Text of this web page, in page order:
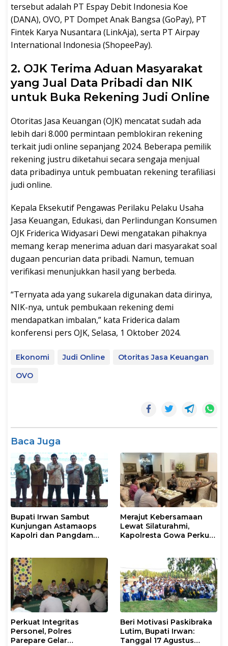
tersebut adalah PT Espay Debit Indonesia Koe
(DANA), OVO, PT Dompet Anak Bangsa (GoPay), PT
Fintek Karya Nusantara (LinkAja), serta PT Airpay
International Indonesia (ShopeePay).
2. OJK Terima Aduan Masyarakat
yang Jual Data Pribadi dan NIK
untuk Buka Rekening Judi Online
Otoritas Jasa Keuangan (OJK) mencatat sudah ada
lebih dari 8.000 permintaan pemblokiran rekening
terkait judi online sepanjang 2024. Beberapa pemilik
rekening justru diketahui secara sengaja menjual
data pribadinya untuk pembuatan rekening terafiliasi
judi online.
Kepala Eksekutif Pengawas Perilaku Pelaku Usaha
Jasa Keuangan, Edukasi, dan Perlindungan Konsumen
OJK Friderica Widyasari Dewi mengatakan pihaknya
memang kerap menerima aduan dari masyarakat soal
dugaan pencurian data pribadi. Namun, temuan
verifikasi menunjukkan hasil yang berbeda.
“Ternyata ada yang sukarela digunakan data dirinya,
NIK-nya, untuk pembukaan rekening demi
mendapatkan imbalan,” kata Friderica dalam
konferensi pers OJK, Selasa, 1 Oktober 2024.
Ekonomi Judi Online
Otoritas Jasa Keuangan
OVO
Baca Juga
Bupati Irwan Sambut
Kunjungan Astamaops
Kapolri dan Pangdam
Merajut Kebersamaan
Lewat Silaturahmi,
Kapolresta Gowa Perkuat
Perkuat Integritas
Personel, Polres
Parepare Gelar
Beri Motivasi Paskibraka
Lutim, Bupati Irwan:
Tanggal 17 Agustus